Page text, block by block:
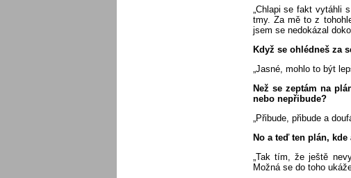
„Chlapi se fakt vytáhli
tmy. Za mě to z
jsem se nedokázal
Když se ohlédneš za
„Jasné, mohlo to být
Než se zeptám na
nebo nepřibude?
„Přibude, přibude a
No a teď ten plán,
„Tak tím, že ještě
Možná se do toho